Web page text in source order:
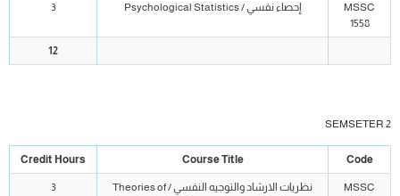
MSSC
1558
إحصاء نفسي / Psychological Statistics 3
12
SEMSETER 2
Code
Course Title
Credit Hours
MSSC
نظريات الارشاد والتوجيه النفسي / Theories of
3